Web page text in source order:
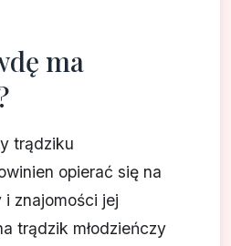
ma
trądziku
opierać się na
znajomości jej
trądzik młodzieńczy